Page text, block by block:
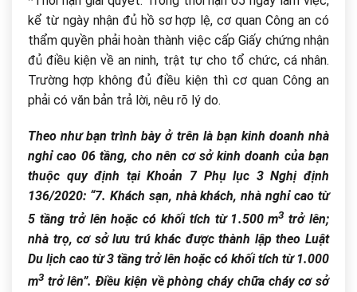
kể từ ngày nhận đủ hồ sơ hợp lệ, cơ quan Công an có
thẩm quyền phải hoàn thành việc cấp Giấy chứng nhận
đủ điều kiện về an ninh, trật tự cho tổ chức, cá nhân.
Trường hợp không đủ điều kiện thì cơ quan Công an
phải có văn bản trả lời, nêu rõ lý do.
Theo như bạn trình bày ở trên là bạn kinh doanh nhà
nghỉ cao 06 tầng, cho nên cơ sở kinh doanh của bạn
thuộc quy định tại Khoản 7 Phụ lục 3 Nghị định
136/2020: “7. Khách sạn, nhà khách, nhà nghỉ cao từ
5 tầng trở lên hoặc có khối tích từ 1.500 m3 trở lên;
nhà trọ, cơ sở lưu trú khác được thành lập theo Luật
Du lịch cao từ 3 tầng trở lên hoặc có khối tích từ 1.000
m3 trở lên”. Điều kiện về phòng cháy chữa cháy cơ sở